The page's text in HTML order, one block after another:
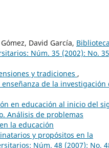
David García,
Núm. 35 (2002): No.
y tradiciones ,
de la investigación
en educación al inicio del
Análisis de problemas
la educación
y propósitos en la
Núm. 48 (2007): No.